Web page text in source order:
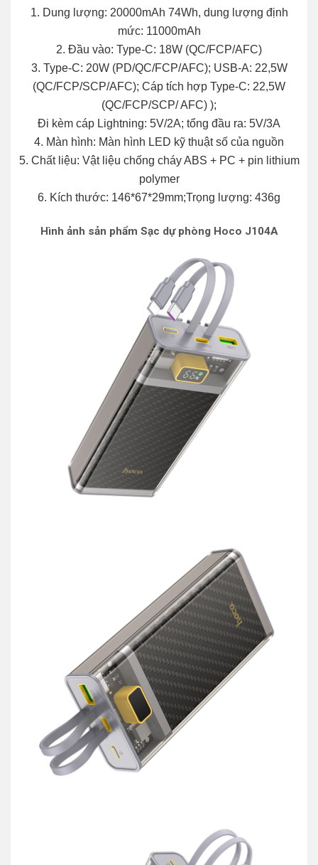
1. Dung lượng: 20000mAh 74Wh, dung lượng định
mức: 11000mAh
2. Đầu vào: Type-C: 18W (QC/FCP/AFC)
3. Type-C: 20W (PD/QC/FCP/AFC); USB-A: 22,5W
(QC/FCP/SCP/AFC); Cáp tích hợp Type-C: 22,5W
(QC/FCP/SCP/ AFC) );
Đi kèm cáp Lightning: 5V/2A; tổng đầu ra: 5V/3A
4. Màn hình: Màn hình LED kỹ thuật số của nguồn
5. Chất liệu: Vật liệu chống cháy ABS + PC + pin lithium
polymer
6. Kích thước: 146*67*29mm;Trọng lượng: 436g
Hình ảnh sản phẩm Sạc dự phòng Hoco J104A